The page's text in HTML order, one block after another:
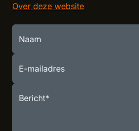
Over deze website
Naam
E-mailadres
Bericht